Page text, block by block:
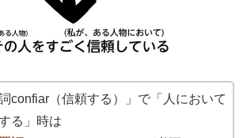
詞confiar（信頼する）」で「人において
る」時は